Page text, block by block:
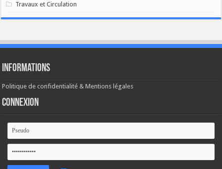
Travaux et Circulation
Informations
Politique de confidentialité & Mentions légales
Connexion